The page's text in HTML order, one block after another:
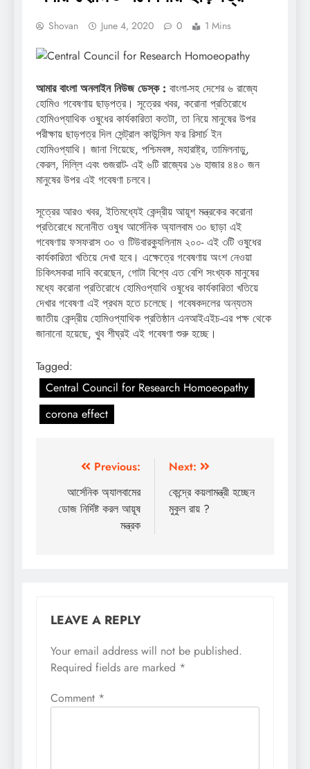
Shovan June 4, 2020 0 1 Mins
আমার বাংলা অনলাইন নিউজ ডেস্ক : বাংলা-সহ দেশের ৬ রাজ্যে
হোমিও গবেষণায় ছাড়পত্র। সূত্রের খবর, করোনা প্রতিরোধে
হোমিওপ্যাথিক ওষুধের কার্যকারিতা কতটা, তা নিয়ে মানুষের উপর
পরীক্ষায় ছাড়পত্র দিল সেন্ট্রাল কাউন্সিল ফর রিসার্চ ইন
হোমিওপ্যাথি। জানা গিয়েছে, পশ্চিমবঙ্গ, মহারাষ্ট্র, তামিলনাড়ু,
কেরল, দিল্লি এবং গুজরাট- এই ৬টি রাজ্যের ১৬ হাজার ৪৪০ জন
মানুষের উপর এই গবেষণা চলবে।
সূত্রের আরও খবর, ইতিমধ্যেই কেন্দ্রীয় আয়ূশ মন্ত্রকের করোনা
প্রতিরোধে মনোনীত ওষুধ আর্সেনিক অ্যালবাম ৩০ ছাড়া এই
গবেষণায় ফসফরাস ৩০ ও টিউবারক্যুলিনাম ২০০- এই ৩টি ওষুধের
কার্যকারিতা খতিয়ে দেখা হবে। এক্ষেত্রে গবেষণায় অংশ নেওয়া
চিকিৎসকরা দাবি করেছেন, গোটা বিশ্বে এত বেশি সংখ্যক মানুষের
মধ্যে করোনা প্রতিরোধে হোমিওপ্যাথি ওষুধের কার্যকারিতা খতিয়ে
দেখার গবেষণা এই প্রথম হতে চলেছে। গবেষকদলের অন্যতম
জাতীয় কেন্দ্রীয় হোমিওপ্যাথিক প্রতিষ্ঠান এনআইএইচ-এর পক্ষ থেকে
জানানো হয়েছে, খুব শীঘ্রই এই গবেষণা শুরু হচ্ছে।
Tagged:
Central Council for Research Homoeopathy
corona effect
navigation
Previous:
আর্সেনিক অ্যালবামের
ডোজ নির্দিষ্ট করল আয়ূষ
মন্ত্রক
Next:
কেন্দ্রে কয়লামন্ত্রী হচ্ছেন
মুকুল রায় ?
LEAVE A REPLY
Your email address will not be published.
Required fields are marked *
Comment *